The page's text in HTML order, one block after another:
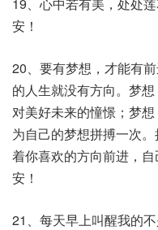
安！
20、要有梦想，才能有
的人生就没有方向。梦
对美好未来的憧憬；梦
为自己的梦想拼搏一次
着你喜欢的方向前进，
安！
21、每天早上叫醒我的